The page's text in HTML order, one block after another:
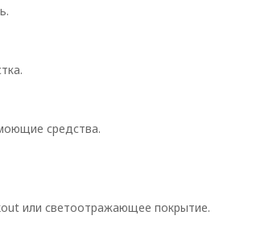
средства.
или светоотражающее покрытие.